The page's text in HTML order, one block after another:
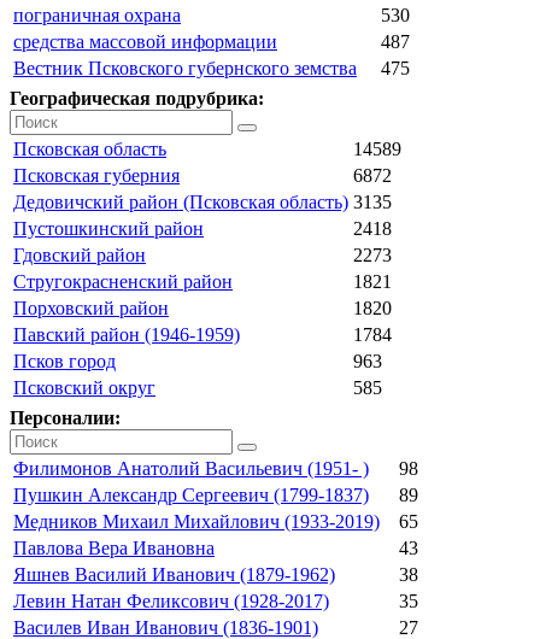
пограничная охрана
530
средства массовой информации
487
Вестник Псковского губернского земства
475
Географическая подрубрика:
Псковская область
14589
Псковская губерния
6872
Дедовичский район (Псковская область) 3135
Пустошкинский район
2418
Гдовский район
2273
Стругокрасненский район
1821
Порховский район
1820
Павский район (1946-1959)
1784
Псков город
963
Псковский округ
585
Персоналии:
Филимонов Анатолий Васильевич (1951- )
98
Пушкин Александр Сергеевич (1799-1837)
89
Медников Михаил Михайлович (1933-2019)
65
Павлова Вера Ивановна
43
Яшнев Василий Иванович (1879-1962)
38
Левин Натан Феликсович (1928-2017)
35
Василев Иван Иванович (1836-1901)
27